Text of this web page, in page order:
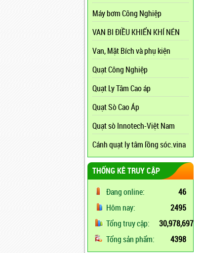
Máy bơm Công Nghiệp
VAN BI ĐIỀU KHIỂN KHÍ NÉN
Van, Mặt Bích và phụ kiện
Quạt Công Nghiệp
Quạt Ly Tâm Cao áp
Quạt Sò Cao Áp
Quạt sò Innotech-Việt Nam
Cánh quạt ly tâm lồng sóc.vina
THỐNG KÊ TRUY CẬP
Đang online:
46
Hôm nay:
2495
Tổng truy cập:
30,978,697
Tổng sản phẩm:
4398